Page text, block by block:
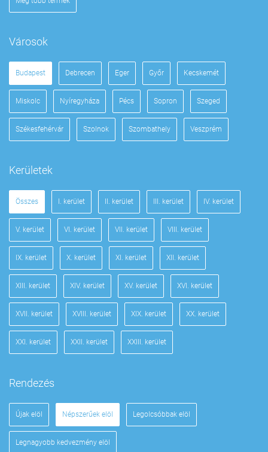
Városok
Budapest Debrecen Eger Győr Kecskemét
Miskolc Nyíregyháza Pécs Sopron Szeged
Székesfehérvár Szolnok Szombathely Veszprém
Kerületek
Összes I. kerület II. kerület III. kerület IV. kerület
V. kerület VI. kerület VII. kerület VIII. kerület
IX. kerület X. kerület XI. kerület XII. kerület
XIII. kerület XIV. kerület XV. kerület XVI. kerület
XVII. kerület XVIII. kerület XIX. kerület XX. kerület
XXI. kerület XXII. kerület XXIII. kerület
Rendezés
Újak elöl Népszerűek elöl Legolcsóbbak elöl
Legnagyobb kedvezmény elöl